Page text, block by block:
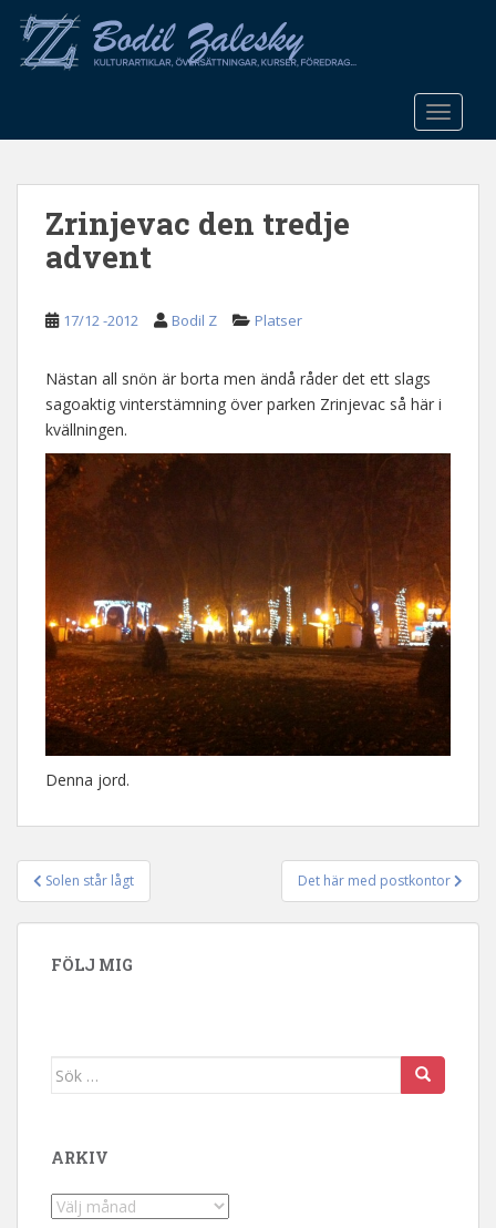
o
Zrinjevac den tredje
advent
17/12 -2012 Bodil Z Platser
Nästan all snön är borta men ändå råder det ett slags
sagoaktig vinterstämning över parken Zrinjevac så här i
kvällningen.
Denna jord.
Inläggsnavigering
Solen står lågt Det här med postkontor
FÖLJ MIG
Sök efter:
ARKIV
Arkiv